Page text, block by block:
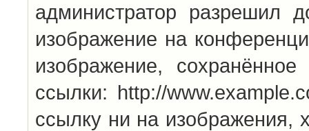
администратор разрешил
изображение на
изображение,
ссылки: http://
ссылку ни на